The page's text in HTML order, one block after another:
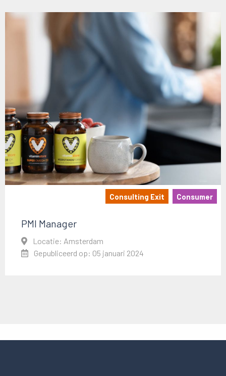
Consulting Exit Consumer
PMI Manager
Locatie: Amsterdam
Gepubliceerd op: 05 januari 2024